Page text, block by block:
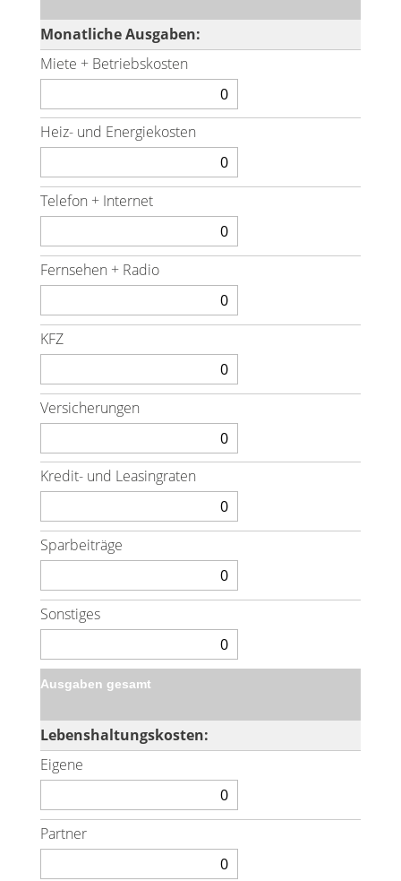
Monatliche Ausgaben:
Miete + Betriebskosten
Heiz- und Energiekosten
Telefon + Internet
Fernsehen + Radio
KFZ
Versicherungen
Kredit- und Leasingraten
Sparbeiträge
Sonstiges
Ausgaben gesamt
Lebenshaltungskosten:
Eigene
Partner